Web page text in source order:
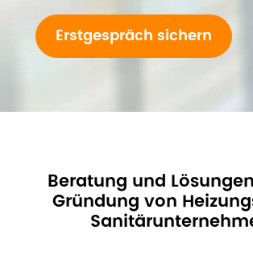
Erstgespräch sichern
Beratung und
Gründung von